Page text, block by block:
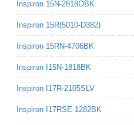
Inspiron 15N-2818OBK
Inspiron 15R(5010-D382)
Inspiron 15RN-4706BK
Inspiron I15N-1818BK
Inspiron I17R-2105SLV
Inspiron I17RSE-1282BK